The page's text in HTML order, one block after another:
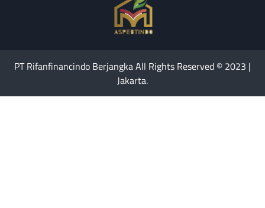
PT Rifanfinancindo Berjangka All Rights Reserved © 2023 |
Jakarta.